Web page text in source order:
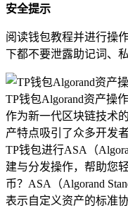
安全提示
阅读钱包教程并进行操
下都不要泄露助记词、
TP钱包Algorand资产操
作为新一代区块链技术
产特点吸引了众多开发
TP钱包进行ASA（
建与分发操作，帮助您
币？ASA（Algorand
表示自定义资产的标准